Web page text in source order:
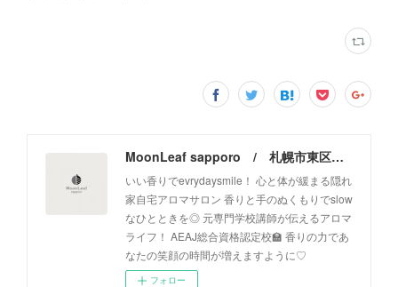
MoonLeaf sapporo / 札幌市東区の100種類以上の香りが楽しめるアロマスクール＆トリートメントサロン
いい香りでevrydaysmile！ 心と体が緩まる隠れ
家自宅アロマサロン 香りと手のぬくもりでslow
なひとときを◎ 元専門学校講師が伝えるアロマ
ライフ！ AEAJ総合資格認定校🏫 香りの力であ
なたの笑顔の時間が増えますように♡
フォロー